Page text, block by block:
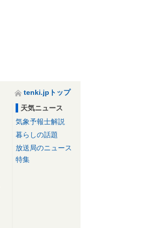
tenki.jpトップ
天気ニュース
気象予報士解説
暮らしの話題
放送局のニュース
特集